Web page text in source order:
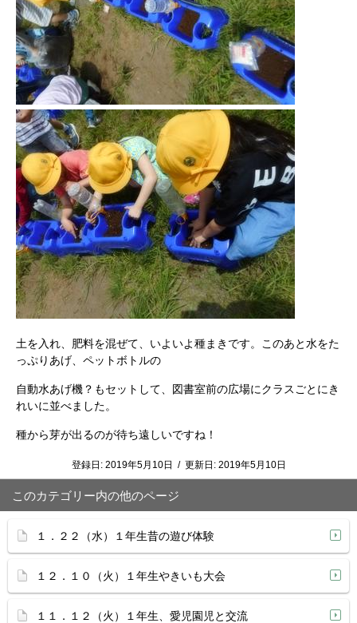
土を入れ、肥料を混ぜて、いよいよ種まきです。このあと水をた
っぷりあげ、ペットボトルの
自動水あげ機？もセットして、図書室前の広場にクラスごとにき
れいに並べました。
種から芽が出るのが待ち遠しいですね！
登録日: 2019年5月10日 / 更新日: 2019年5月10日
このカテゴリー内の他のページ
１．２２（水）１年生昔の遊び体験
１２．１０（火）１年生やきいも大会
１１．１２（火）１年生、愛児園児と交流